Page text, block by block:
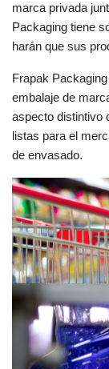
marca privada
Packaging tiene
harán que sus
Frapak
embalaje de
aspecto distintivo
listas para el
de envasado.